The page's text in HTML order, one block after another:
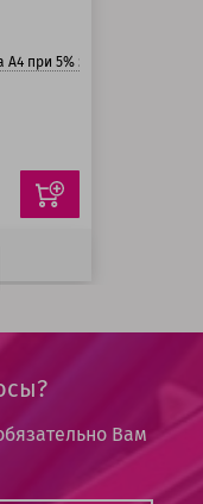
А4 при 5% заполнении
Вам